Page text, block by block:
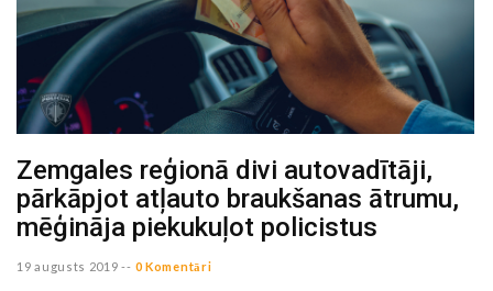
Zemgales reģionā divi autovadītāji,
pārkāpjot atļauto braukšanas ātrumu,
mēģināja piekukuļot policistus
19 augusts 2019 -- 0 Komentāri